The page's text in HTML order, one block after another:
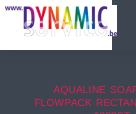
AQUALINE
FLOWPACK